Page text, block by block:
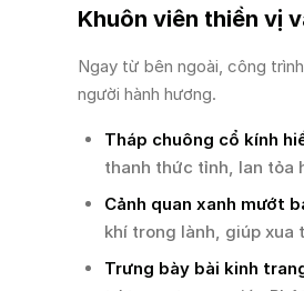
Khuôn viên thiền vị
Ngay từ bên ngoài, công
người hành hương.
Tháp chuông cổ kính
thanh thức tỉnh, lan tỏa
Cảnh quan xanh mướt
khí trong lành, giúp
Trưng bày bài kinh